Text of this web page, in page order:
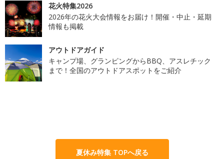
花火特集2026
2026年の花火大会情報をお届け！開催・中止・延期
情報も掲載
アウトドアガイド
キャンプ場、グランピングからBBQ、アスレチック
まで！全国のアウトドアスポットをご紹介
夏休み特集 TOPへ戻る